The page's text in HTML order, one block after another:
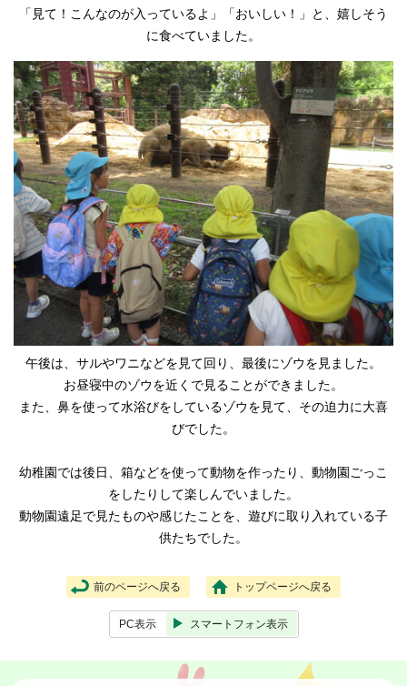
「見て！こんなのが入っているよ」「おいしい！」と、嬉しそう
に食べていました。
午後は、サルやワニなどを見て回り、最後にゾウを見ました。
お昼寝中のゾウを近くで見ることができました。
また、鼻を使って水浴びをしているゾウを見て、その迫力に大喜
びでした。
幼稚園では後日、箱などを使って動物を作ったり、動物園ごっこ
をしたりして楽しんでいました。
動物園遠足で見たものや感じたことを、遊びに取り入れている子
供たちでした。
前のページへ戻る トップページへ戻る
PC表示 スマートフォン表示